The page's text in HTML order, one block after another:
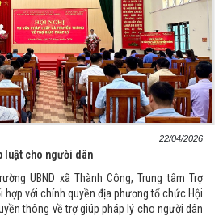
22/04/2026
luật cho người dân
UBND xã Thành Công, Trung tâm Trợ
hợp với chính quyền địa phương tổ chức Hội
thông về trợ giúp pháp lý cho người dân